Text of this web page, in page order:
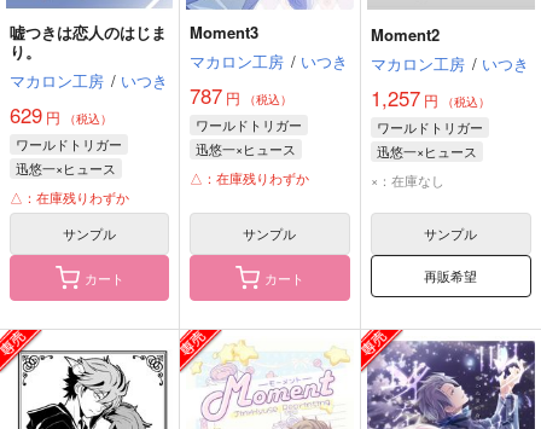
嘘つきは恋人のはじま
り。
マカロン工房 / いつき
629 円 （税込）
ワールドトリガー
迅悠一×ヒュース
迅悠一
ヒュース
△：在庫残りわずか
サンプル
カート
Moment3
マカロン工房 / いつき
787 円 （税込）
ワールドトリガー
迅悠一×ヒュース
迅悠一
ヒュース
△：在庫残りわずか
サンプル
カート
Moment2
マカロン工房 / いつき
1,257円 （税込）
ワールドトリガー
迅悠一×ヒュース
迅悠一
ヒュース
×：在庫なし
サンプル
再販希望